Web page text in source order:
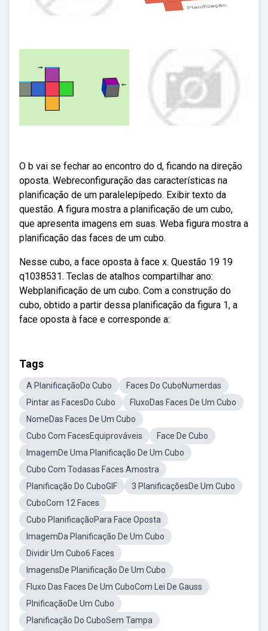
O b vai se fechar ao encontro do d, ficando na direção
oposta. Webreconfiguração das características na
planificação de um paralelepípedo. Exibir texto da
questão. A figura mostra a planificação de um cubo,
que apresenta imagens em suas. Weba figura mostra a
planificação das faces de um cubo.
Nesse cubo, a face oposta à face x. Questão 19 19
q1038531. Teclas de atalhos compartilhar ano:
Webplanificação de um cubo. Com a construção do
cubo, obtido a partir dessa planificação da figura 1, a
face oposta à face e corresponde a:
Tags
A PlanificaçãoDo Cubo
Faces Do CuboNumerdas
Pintar as FacesDo Cubo
FluxoDas Faces De Um Cubo
NomeDas Faces De Um Cubo
Cubo Com FacesEquiprováveis
Face De Cubo
ImagemDe Uma Planificação De Um Cubo
Cubo Com Todasas Faces Amostra
Planificação Do CuboGIF
3 PlanificaçõesDe Um Cubo
CuboCom 12 Faces
Cubo PlanificaçãoPara Face Oposta
ImagemDa Planificação De Um Cubo
Dividir Um Cubo6 Faces
ImagensDe Planificação De Um Cubo
Fluxo Das Faces De Um CuboCom Lei De Gauss
PlnificaçãoDe Um Cubo
Planificação Do CuboSem Tampa